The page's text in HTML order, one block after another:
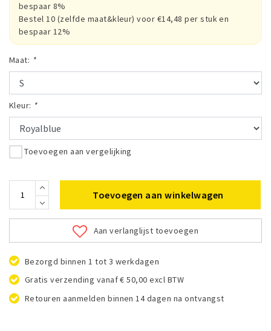
bespaar 8%
Bestel 10 (zelfde maat&kleur) voor €14,48 per stuk en
bespaar 12%
Maat: *
Kleur: *
Toevoegen aan vergelijking
Toevoegen aan winkelwagen
Aan verlanglijst toevoegen
Bezorgd binnen 1 tot 3 werkdagen
Gratis verzending vanaf € 50,00 excl BTW
Retouren aanmelden binnen 14 dagen na ontvangst